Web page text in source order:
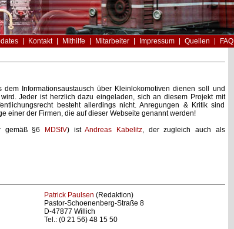
Kontakt Mithilfe Mitarbeiter Impressum Quellen
FAQ
Informationsaustausch über Kleinlokomotiven dienen soll und
Jeder ist herzlich dazu eingeladen, sich an diesem Projekt mit
besteht allerdings nicht. Anregungen & Kritik sind
einer der Firmen, die auf dieser Webseite genannt werden!
gemäß §6
MDStV) istAndreas Kabelitz, der zugleich auch als
Patrick Paulsen (Redaktion)
Pastor-Schoenenberg-Straße 8
D-47877 Willich
Tel.: (0 21 56) 48 15 50